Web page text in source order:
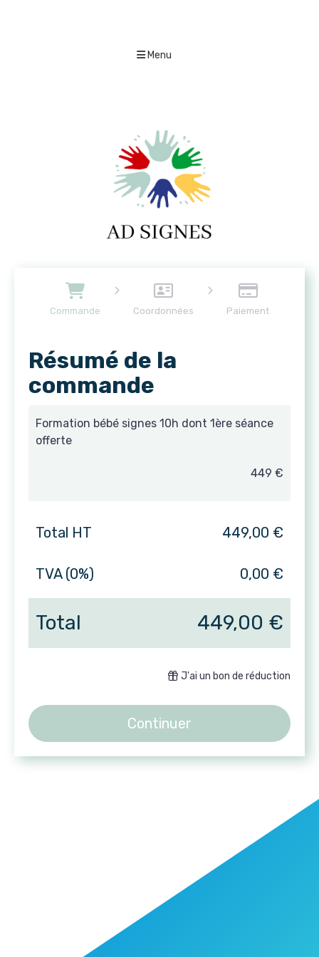
Menu
Commande Coordonnées Paiement
Résumé de la
commande
Formation bébé signes 10h dont 1ère séance
offerte
449 €
Total HT 449,00 €
TVA (0%) 0,00 €
Total 449,00 €
J'ai un bon de réduction
Continuer